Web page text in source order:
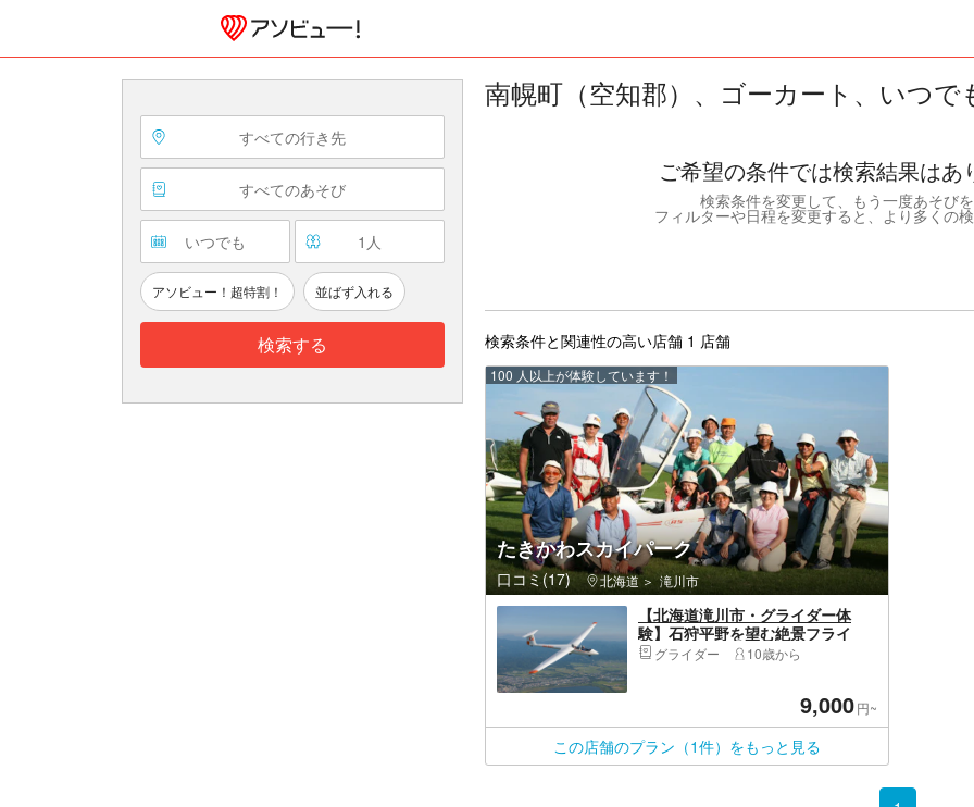
すべての行き先
すべてのあそび
いつでも 1 人
アソビュー！超特割！ 並ばず入れる
検索する
南幌町（空知郡）、ゴーカート、いつで
ご希望の条件では検索結果はあ
検索条件を変更して、もう一度あそび
フィルターや日程を変更すると、より多くの
検索条件と関連性の高い店舗 1 店舗
たきかわスカイパーク
口コミ(17) 北海道 滝川市
100 人以上が体験しています！
【北海道滝川市・グライダー体
験】石狩平野を望む絶景フライ
ト！上昇気流をつかまえよう
グライダー 10歳から
9,000円~
この店舗のプラン（1件）をもっと見る